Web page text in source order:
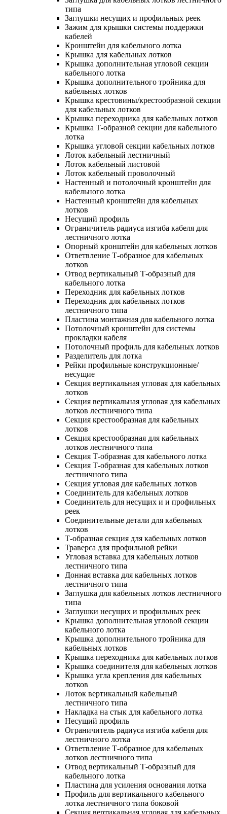
типа
Заглушки несущих и профильных реек
Зажим для крышки системы поддержки
кабелей
Кронштейн для кабельного лотка
Крышка для кабельных лотков
Крышка дополнительная угловой секции
кабельного лотка
Крышка дополнительного тройника для
кабельных лотков
Крышка крестовины/крестообразной секции
для кабельных лотков
Крышка переходника для кабельных лотков
Крышка Т-образной секции для кабельного
лотка
Крышка угловой секции кабельных лотков
Лоток кабельный лестничный
Лоток кабельный листовой
Лоток кабельный проволочный
Настенный и потолочный кронштейн для
кабельного лотка
Настенный кронштейн для кабельных
лотков
Несущий профиль
Ограничитель радиуса изгиба кабеля для
лестничного лотка
Опорный кронштейн для кабельных лотков
Ответвление Т-образное для кабельных
лотков
Отвод вертикальный Т-образный для
кабельного лотка
Переходник для кабельных лотков
Переходник для кабельных лотков
лестничного типа
Пластина монтажная для кабельного лотка
Потолочный кронштейн для системы
прокладки кабеля
Потолочный профиль для кабельных лотков
Разделитель для лотка
Рейки профильные конструкционные/
несущие
Секция вертикальная угловая для кабельных
лотков
Секция вертикальная угловая для кабельных
лотков лестничного типа
Секция крестообразная для кабельных
лотков
Секция крестообразная для кабельных
лотков лестничного типа
Секция Т-образная для кабельного лотка
Секция Т-образная для кабельных лотков
лестничного типа
Секция угловая для кабельных лотков
Соединитель для кабельных лотков
Соединитель для несущих и и профильных
реек
Соединительные детали для кабельных
лотков
Т-образная секция для кабельных лотков
Траверса для профильной рейки
Угловая вставка для кабельных лотков
лестничного типа
Донная вставка для кабельных лотков
лестничного типа
Заглушка для кабельных лотков лестничного
типа
Заглушки несущих и профильных реек
Крышка дополнительная угловой секции
кабельного лотка
Крышка дополнительного тройника для
кабельных лотков
Крышка переходника для кабельных лотков
Крышка соединителя для кабельных лотков
Крышка угла крепления для кабельных
лотков
Лоток вертикальный кабельный
лестничного типа
Накладка на стык для кабельного лотка
Несущий профиль
Ограничитель радиуса изгиба кабеля для
лестничного лотка
Ответвление Т-образное для кабельных
лотков лестничного типа
Отвод вертикальный Т-образный для
кабельного лотка
Пластина для усиления основания лотка
Профиль для вертикального кабельного
лотка лестничного типа боковой
Секция вертикальная угловая для кабельных